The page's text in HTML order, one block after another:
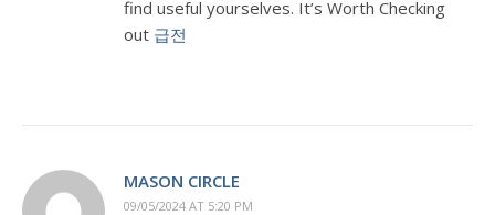
find useful yourselves. It’s Worth Checking
out 급전
MASON CIRCLE
09/05/2024 AT 5:20 PM